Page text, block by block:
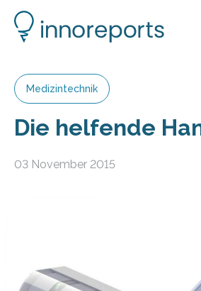
Medizintechnik
Die helfende
03 November 2015